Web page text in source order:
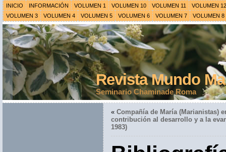
INICIO INFORMACIÓN VOLUMEN 1 VOLUMEN 10 VOLUMEN 11
VOLUMEN 12
VOLUMEN 3
VOLUMEN 4 VOLUMEN 5 VOLUMEN 6 VOLUMEN 7 VOLUMEN 8
Revista Mundo
Seminario Chaminade Roma
« Compañía de María (Marianistas)
contribución al desarrollo y a la
1983)